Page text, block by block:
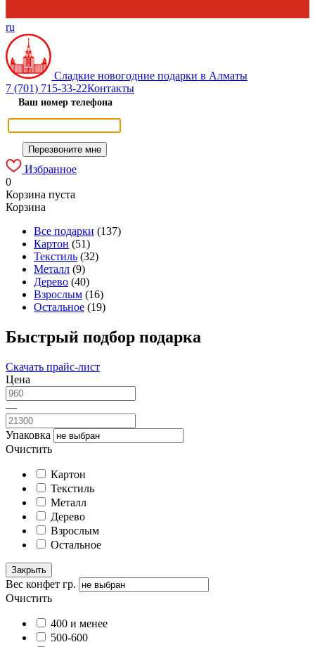
ru
Сладкие новогодние подарки в Алматы
7 (701) 715-33-22Контакты
Ваш номер телефона
Избранное
0
Корзина пуста
Корзина
Все подарки (137)
Картон (51)
Текстиль (32)
Металл (9)
Дерево (40)
Взрослым (16)
Остальное (19)
Быстрый подбор подарка
Скачать прайс-лист
Цена
—
Упаковка
Очистить
Картон
Текстиль
Металл
Дерево
Взрослым
Остальное
Закрыть
Вес конфет гр.
Очистить
400 и менее
500-600